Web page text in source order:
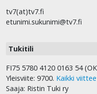
tv7(at)tv7.fi
etunimi.sukunimi@tv7.fi
Tukitili
FI75 5780 4120 0163 54
Yleisviite: 9700. Kaikki
Saaja: Ristin Tuki ry